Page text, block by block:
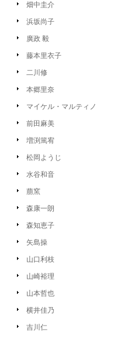
畑中圭介
浜坂尚子
廣政 毅
藤本里衣子
二川修
本郷里奈
マイケル・マルティノ
前田麻美
増渕篤宥
松岡ようじ
水谷和音
萠窯
森康一朗
森知恵子
矢島操
山口利枝
山崎裕理
山本哲也
横井佳乃
吉川仁